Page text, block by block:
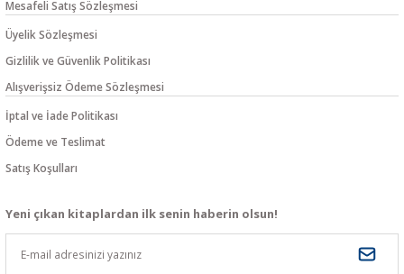
Mesafeli Satış Sözleşmesi
Üyelik Sözleşmesi
Gizlilik ve Güvenlik Politikası
Alışverişsiz Ödeme Sözleşmesi
İptal ve İade Politikası
Ödeme ve Teslimat
Satış Koşulları
Yeni çıkan kitaplardan ilk senin haberin olsun!